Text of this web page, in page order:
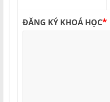
ĐĂNG KÝ KHOÁ HỌC*